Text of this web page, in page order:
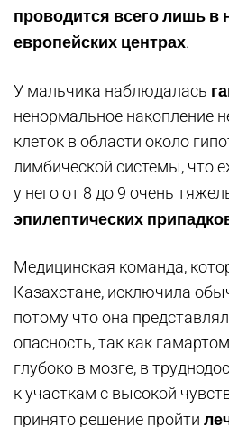
проводится всего лишь в
европейских центрах.
У мальчика наблюдалась
ненормальное накопление
клеток в области около
лимбической системы, что
у него от 8 до 9 очень
эпилептических
Медицинская команда,
Казахстане, исключила
потому что она
опасность, так как
глубоко в мозге, в
к участкам с высокой
принято решение пройти